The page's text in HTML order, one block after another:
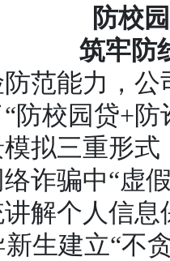
防校
筑牢防
范能力，
防校园贷+
拟三重形式
诈骗中“虚
解个人信
生建立“不